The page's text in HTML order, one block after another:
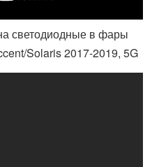
светодиодные в фары
Solaris 2017-2019, 5G